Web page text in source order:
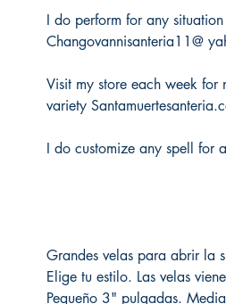
I do perform for any
Changovannisanteria11@
Visit my store each week for
variety
I do customize any spell for
Grandes velas para abrir la
Elige tu estilo. Las velas
Pequeño 3" pulgadas.